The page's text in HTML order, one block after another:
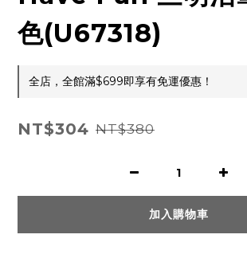
色(U67318)
全店，全館滿$699即享有免運優惠！
NT$304 NT$380
加入購物車